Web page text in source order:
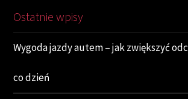
Ostatnie wpisy
Wygoda jazdy autem – jak zwiększyć
co dzień